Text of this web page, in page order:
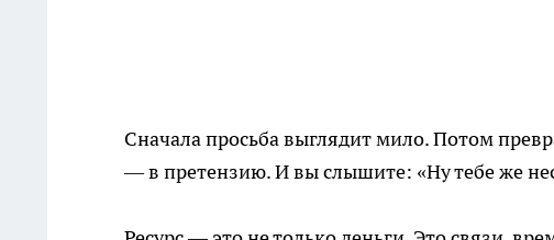
Сначала просьба выглядит мило. Потом
— в претензию. И вы слышите: «Ну тебе же